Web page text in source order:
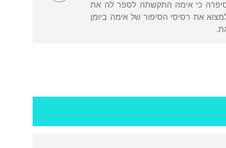
וְהַסְּלִיק הַמָּתוֹק / בַּמִּטְבָּח״ (״הקרנת חצות״, עמ׳ 36). בריאיון סיפרה כי אימה התקשתה לספר לה את
את רסיסי הסיפור של אימה ביומן